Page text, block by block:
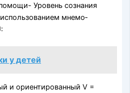
Уровень созна­ния
мнемо­
у детей
и ориентированный V =